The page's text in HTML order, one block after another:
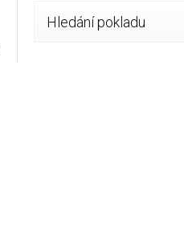
Hledání pokladu